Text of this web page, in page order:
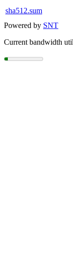
sha512.sum
Powered by SNT
Current bandwidth